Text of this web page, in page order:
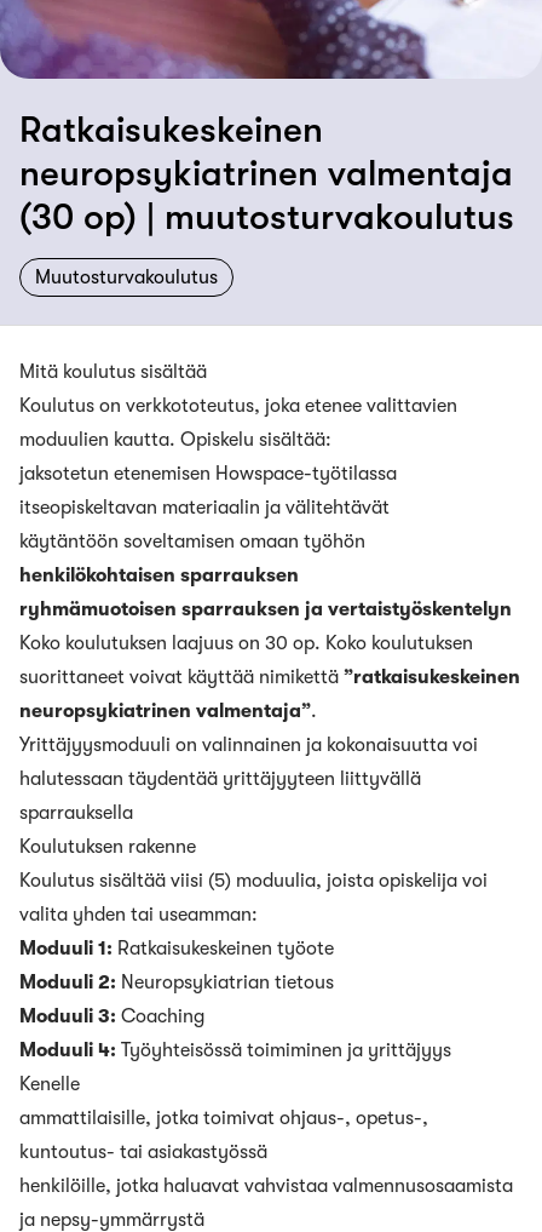
Ratkaisukeskeinen
neuropsykiatrinen valmentaja
(30 op) | muutosturvakoulutus
Muutosturvakoulutus
Mitä koulutus sisältää
Koulutus on verkkototeutus, joka etenee valittavien
moduulien kautta. Opiskelu sisältää:
jaksotetun etenemisen Howspace-työtilassa
itseopiskeltavan materiaalin ja välitehtävät
käytäntöön soveltamisen omaan työhön
henkilökohtaisen sparrauksen
ryhmämuotoisen sparrauksen ja vertaistyöskentelyn
Koko koulutuksen laajuus on 30 op. Koko koulutuksen
suorittaneet voivat käyttää nimikettä ”ratkaisukeskeinen
neuropsykiatrinen valmentaja”.
Yrittäjyysmoduuli on valinnainen ja kokonaisuutta voi
halutessaan täydentää yrittäjyyteen liittyvällä
sparrauksella
Koulutuksen rakenne
Koulutus sisältää viisi (5) moduulia, joista opiskelija voi
valita yhden tai useamman:
Moduuli 1: Ratkaisukeskeinen työote
Moduuli 2: Neuropsykiatrian tietous
Moduuli 3: Coaching
Moduuli 4: Työyhteisössä toimiminen ja yrittäjyys
Kenelle
ammattilaisille, jotka toimivat ohjaus-, opetus-,
kuntoutus- tai asiakastyössä
henkilöille, jotka haluavat vahvistaa valmennusosaamista
ja nepsy-ymmärrystä